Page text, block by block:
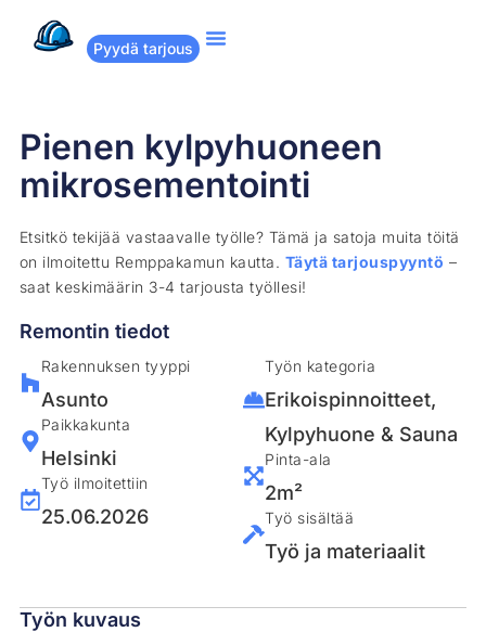
Pyydä tarjous
Pienen kylpyhuoneen
mikrosementointi
Etsitkö tekijää vastaavalle työlle? Tämä ja satoja muita töitä
on ilmoitettu Remppakamun kautta. Täytä tarjouspyyntö –
saat keskimäärin 3-4 tarjousta työllesi!
Remontin tiedot
Rakennuksen tyyppi
Asunto
Paikkakunta
Helsinki
Työ ilmoitettiin
25.06.2026
Työn kategoria
Erikoispinnoitteet,
Kylpyhuone & Sauna
Pinta-ala
2m²
Työ sisältää
Työ ja materiaalit
Työn kuvaus